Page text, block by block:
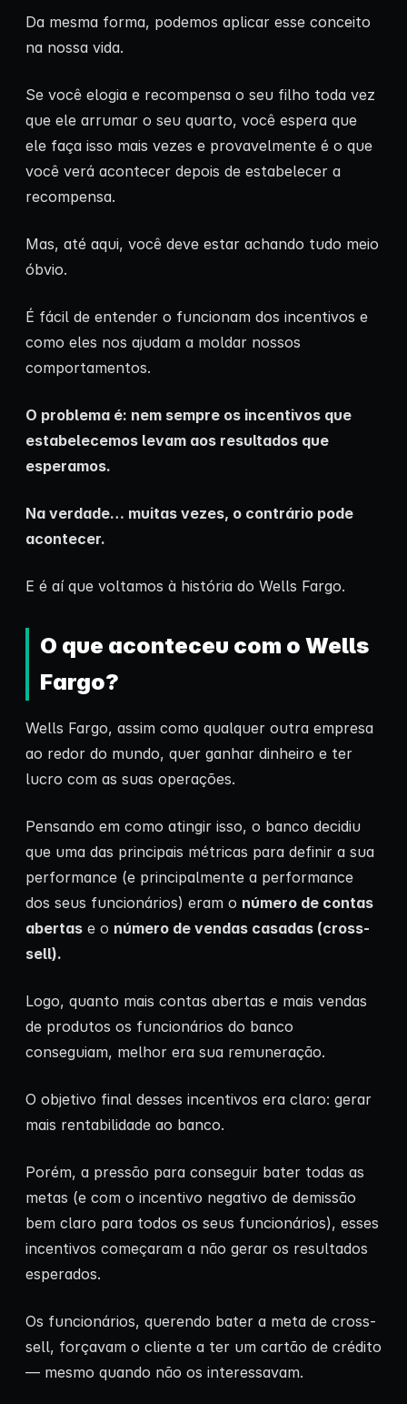
Da mesma forma, podemos aplicar esse conceito
na nossa vida.
Se você elogia e recompensa o seu filho toda vez
que ele arrumar o seu quarto, você espera que
ele faça isso mais vezes e provavelmente é o que
você verá acontecer depois de estabelecer a
recompensa.
Mas, até aqui, você deve estar achando tudo meio
óbvio.
É fácil de entender o funcionam dos incentivos e
como eles nos ajudam a moldar nossos
comportamentos.
O problema é: nem sempre os incentivos que
estabelecemos levam aos resultados que
esperamos.
Na verdade… muitas vezes, o contrário pode
acontecer.
E é aí que voltamos à história do Wells Fargo.
O que aconteceu com o Wells
Fargo?
Wells Fargo, assim como qualquer outra empresa
ao redor do mundo, quer ganhar dinheiro e ter
lucro com as suas operações.
Pensando em como atingir isso, o banco decidiu
que uma das principais métricas para definir a sua
performance (e principalmente a performance
dos seus funcionários) eram o número de contas
abertas e o número de vendas casadas (cross-
sell).
Logo, quanto mais contas abertas e mais vendas
de produtos os funcionários do banco
conseguiam, melhor era sua remuneração.
O objetivo final desses incentivos era claro: gerar
mais rentabilidade ao banco.
Porém, a pressão para conseguir bater todas as
metas (e com o incentivo negativo de demissão
bem claro para todos os seus funcionários), esses
incentivos começaram a não gerar os resultados
esperados.
Os funcionários, querendo bater a meta de cross-
sell, forçavam o cliente a ter um cartão de crédito
— mesmo quando não os interessavam.